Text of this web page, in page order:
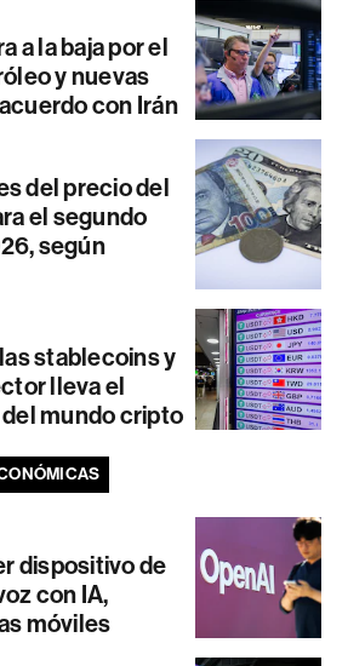
a la baja por el
y nuevas
con Irán
del precio del
el segundo
según
stablecoins y
lleva el
mundo cripto
dispositivo de
con IA,
móviles